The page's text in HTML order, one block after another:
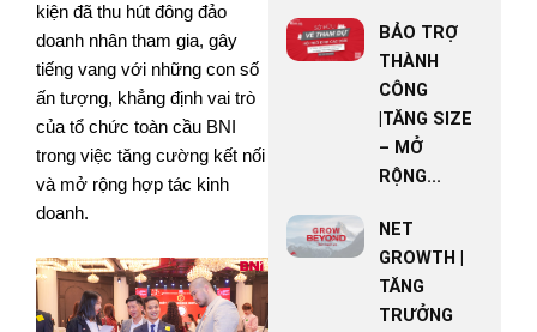
kiện đã thu hút đông đảo
doanh nhân tham gia, gây
tiếng vang với những con số
ấn tượng, khẳng định vai trò
của tổ chức toàn cầu BNI
trong việc tăng cường kết nối
và mở rộng hợp tác kinh
doanh.
BẢO TRỢ
THÀNH
CÔNG
|TĂNG SIZE
– MỞ
RỘNG...
NET
GROWTH |
TĂNG
TRƯỞNG